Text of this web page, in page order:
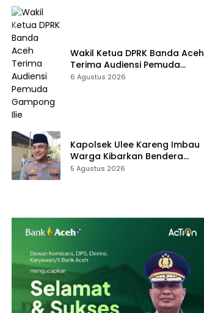
Wakil Ketua DPRK Banda Aceh
Terima Audiensi Pemuda
Gampong Ilie
6 Agustus 2026
Kapolsek Ulee Kareng Imbau
Warga Kibarkan Bendera
Merah Putih Selama Bulan
5 Agustus 2026